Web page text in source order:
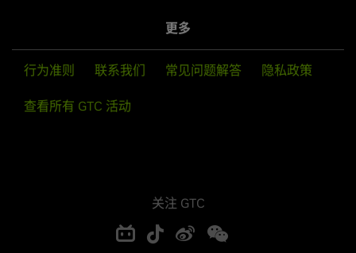
更多
行为准则 联系我们 常见问题解答 隐私政策
查看所有 GTC 活动
关注 GTC